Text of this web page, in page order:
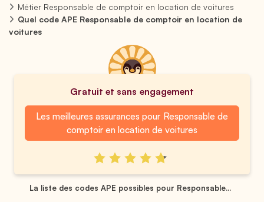
Métier Responsable de comptoir en location de voitures
Quel code APE Responsable de comptoir en location de
voitures
Gratuit et sans engagement
Les meilleures assurances pour Responsable de
comptoir en location de voitures
La liste des codes APE possibles pour Responsable...